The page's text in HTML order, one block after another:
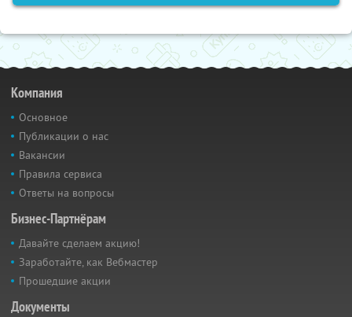
Компания
Основное
Публикации о нас
Вакансии
Правила сервиса
Ответы на вопросы
Бизнес-Партнёрам
Давайте сделаем акцию!
Заработайте, как Вебмастер
Прошедшие акции
Документы